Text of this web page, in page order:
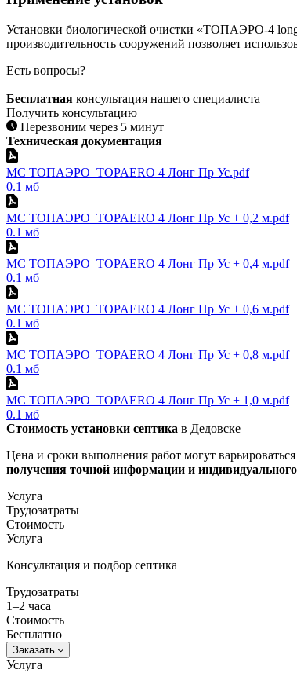
Установки биологической очистки «ТОПАЭРО-4
производительность сооружений позволяет
Есть вопросы?
Бесплатная консультация нашего специалиста
Получить консультацию
Перезвоним через 5 минут
Техническая документация
МС ТОПАЭРО_TOPAERO 4 Лонг Пр Ус.pdf
0.1 мб
МС ТОПАЭРО_TOPAERO 4 Лонг Пр Ус + 0,2 м.pdf
0.1 мб
МС ТОПАЭРО_TOPAERO 4 Лонг Пр Ус + 0,4 м.pdf
0.1 мб
МС ТОПАЭРО_TOPAERO 4 Лонг Пр Ус + 0,6 м.pdf
0.1 мб
МС ТОПАЭРО_TOPAERO 4 Лонг Пр Ус + 0,8 м.pdf
0.1 мб
МС ТОПАЭРО_TOPAERO 4 Лонг Пр Ус + 1,0 м.pdf
0.1 мб
Стоимость установки септика в Дедовске
Цена и сроки выполнения работ могут
получения точной информации и индивидуального
Услуга
Трудозатраты
Стоимость
Услуга
Консультация и подбор септика
Трудозатраты
1–2 часа
Стоимость
Бесплатно
Заказать
Услуга